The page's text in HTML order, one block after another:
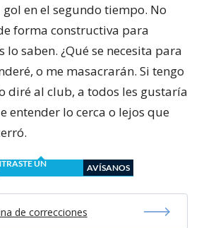
en el segundo tiempo. No
forma constructiva para
lo saben. ¿Qué se necesita para
o me masacrarán. Si tengo
diré al club, a todos les gustaría
entender lo cerca o lejos que
UN
AVÍSANOS
de correcciones